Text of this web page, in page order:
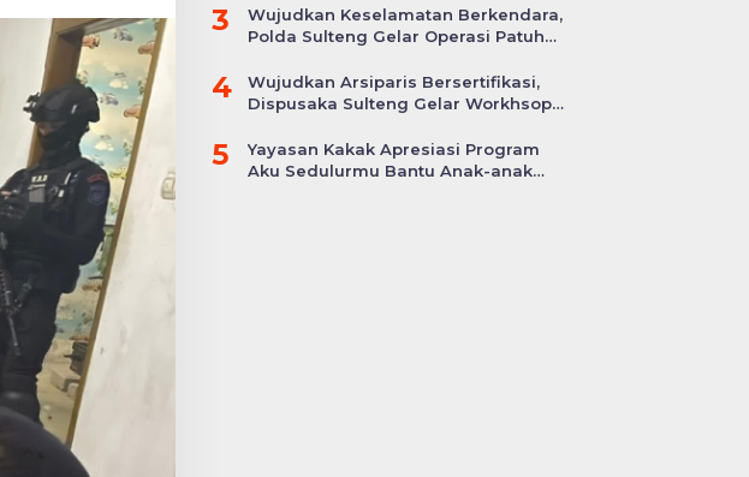
3
Wujudkan Keselamatan Berkendara,
Polda Sulteng Gelar Operasi Patuh
4
Wujudkan Arsiparis Bersertifikasi,
Dispusaka Sulteng Gelar Workhsop
5
Yayasan Kakak Apresiasi Program
Aku Sedulurmu Bantu Anak-anak